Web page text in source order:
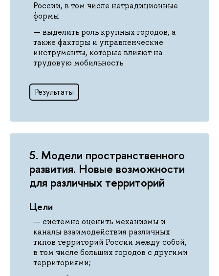
России, в том числе нетрадиционные
формы
выделить роль крупных городов, а
также факторы и управленческие
инструменты, которые влияют на
трудовую мобильность
Результаты
5. Модели пространственного
развития. Новые возможности
для различных территорий
Цели
системно оценить механизмы и
каналы взаимодействия различных
типов территорий России между собой,
в том числе больших городов с другими
территориями;